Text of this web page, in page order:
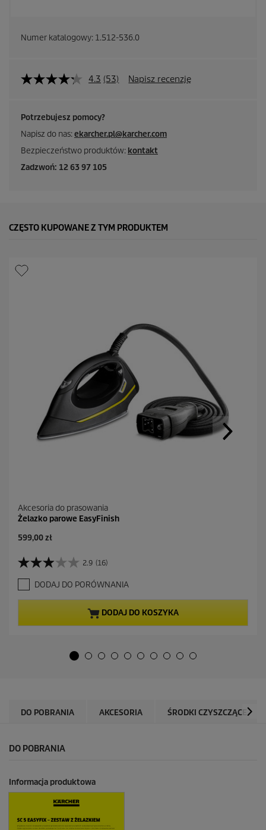
Numer katalogowy: 1.512-536.0
4.3 (53) Napisz recenzję
Potrzebujesz pomocy?
Napisz do nas:ekarcher.pl@karcher.com
Bezpieczeństwo produktów: kontakt
Zadzwoń: 12 63 97 105
CZĘSTO KUPOWANE Z TYM PRODUKTEM
Akcesoria do prasowania
Żelazko parowe EasyFinish
A
t
u
a
l
n
599,00 zł
2.9 (16)
2
.
9
n
R
e
n
i
DODAJ DO PORÓWNANIA
DODAJ DO KOSZYKA
DO POBRANIA AKCESORIA ŚRODKI CZYSZCZĄCE
DO POBRANIA
Informacja produktowa